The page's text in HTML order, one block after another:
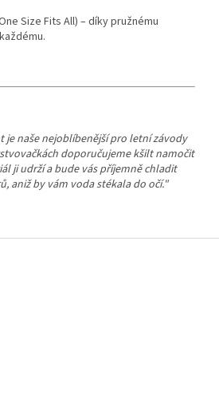
Size Fits All) – díky pružnému
je naše nejoblíbenější pro letní závody
doporučujeme kšilt namočit
ji udrží a bude vás příjemně chladit
aniž by vám voda stékala do očí."
by chaterimo